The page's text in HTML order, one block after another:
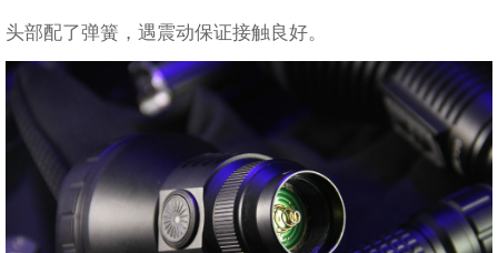
头部配了弹簧，遇震动保证接触良好。